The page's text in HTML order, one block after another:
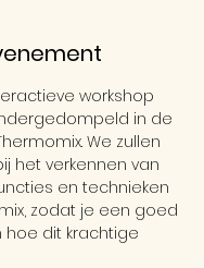
workshop
in de
We zullen
het verkennen van
en technieken
zodat je een goed
hoe dit krachtige